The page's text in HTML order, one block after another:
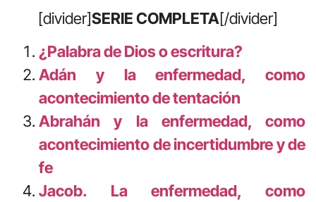
[divider]SERIE COMPLETA[/divider]
¿Palabra de Dios o escritura?
Adán y la enfermedad, como
acontecimiento de tentación
Abrahán y la enfermedad, como
acontecimiento de incertidumbre y de
fe
Jacob. La enfermedad, como